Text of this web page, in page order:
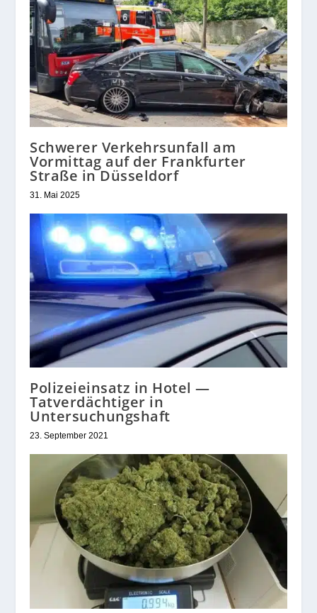
Schwerer Verkehrsunfall am
Vormittag auf der Frankfurter
Straße in Düsseldorf
31. Mai 2025
Polizeieinsatz in Hotel —
Tatverdächtiger in
Untersuchungshaft
23. September 2021